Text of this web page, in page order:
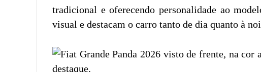
tradicional e oferecendo personalidade ao
visual e destacam o carro tanto de dia quanto à